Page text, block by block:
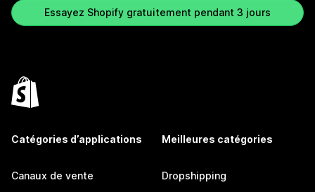
Essayez Shopify gratuitement pendant 3 jours
Catégories d’applications
Canaux de vente
Meilleures catégories
Dropshipping